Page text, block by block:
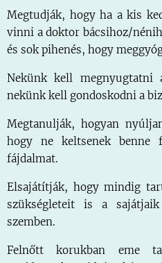
Megtudják, hogy ha a kis
vinni a doktor bácsihoz/
és sok pihenés, hogy
Nekünk kell megnyugtatni
nekünk kell gondoskodni a
Megtanulják, hogyan
hogy ne keltsenek benne
fájdalmat.
Elsajátítják, hogy mindig
szükségleteit is a
szemben.
Felnőtt korukban eme